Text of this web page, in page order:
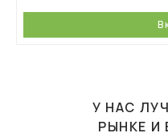
В
У НАС
РЫНКЕ И